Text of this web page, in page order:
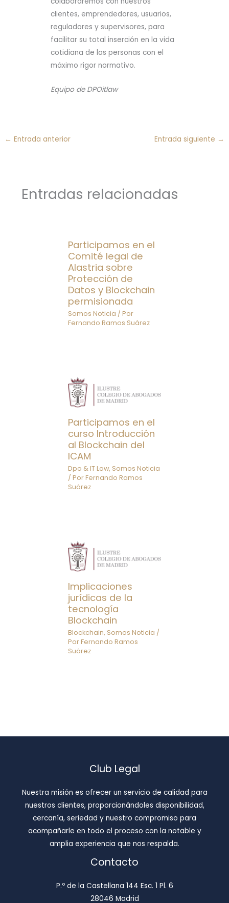
clientes, emprendedores, usuarios,
reguladores y supervisores, para
facilitar su total inserción en la vida
cotidiana de las personas con el
máximo rigor normativo.
Equipo de DPOitlaw
← Entrada anterior Entrada siguiente →
Entradas relacionadas
Participamos en el
Comité legal de
Alastria sobre
Protección de
Datos y Blockchain
permisionada
Somos Noticia / Por
Fernando Ramos Suárez
Participamos en el
curso Introducción
al Blockchain del
ICAM
Dpo & IT Law, Somos Noticia
/ PorFernando Ramos
Suárez
Implicaciones
jurídicas de la
tecnología
Blockchain
Blockchain, Somos Noticia /
PorFernando Ramos
Suárez
Club Legal
Nuestra misión es ofrecer un servicio de calidad para
nuestros clientes, proporcionándoles disponibilidad,
cercanía, seriedad y nuestro compromiso para
acompañarle en todo el proceso con la notable y
amplia experiencia que nos respalda.
Contacto
P.º de la Castellana 144 Esc. 1 Pl. 6
28046 Madrid